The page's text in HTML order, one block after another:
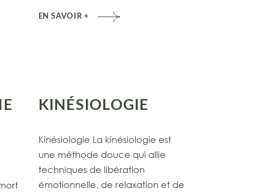
EN SAVOIR +
KINÉSIOLOGIE
Kinésiologie La kinésiologie est
une méthode douce qui allie
techniques de libération
émotionnelle, de relaxation et de